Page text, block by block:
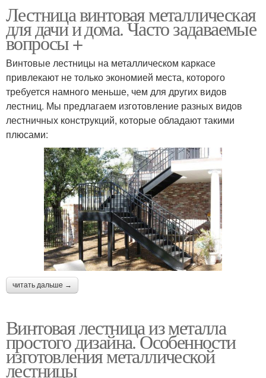
Лестница винтовая металлическая
для дачи и дома. Часто задаваемые
вопросы +
Винтовые лестницы на металлическом каркасе
привлекают не только экономией места, которого
требуется намного меньше, чем для других видов
лестниц. Мы предлагаем изготовление разных видов
лестничных конструкций, которые обладают такими
плюсами:
читать дальше →
Винтовая лестница из металла
простого дизайна. Особенности
изготовления металлической
лестницы